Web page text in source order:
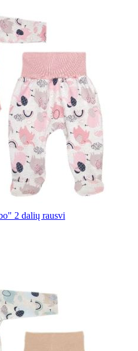
2 dalių rausvi